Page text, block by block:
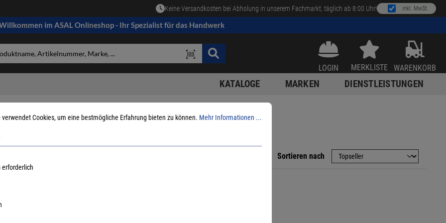
Keine Versandkosten bei Abholung in unserem Fachmarkt, täglich ab 8:00 Uhr! inkl. MwSt.
im ASAL Onlineshop - Ihr Spezialist für das Handwerk
LOGIN MERKLISTE WARENKORB
KATALOGE MARKEN DIENSTLEISTUNGEN
Sortieren nach
verwendet Cookies, um eine bestmögliche Erfahrung bieten zu können. Mehr Informationen ...
erforderlich